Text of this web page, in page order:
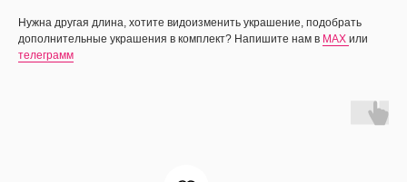
Нужна другая длина, хотите видоизменить украшение, подобрать
дополнительные украшения в комплект? Напишите нам в MAX или
телеграмм